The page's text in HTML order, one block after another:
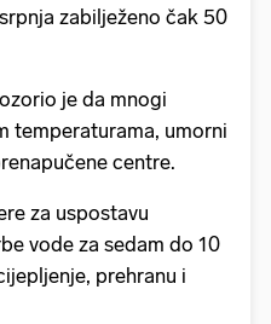
zabilježeno čak 50
je da mnogi
temperaturama, umorni
centre.
za uspostavu
vode za sedam do 10
prehranu i